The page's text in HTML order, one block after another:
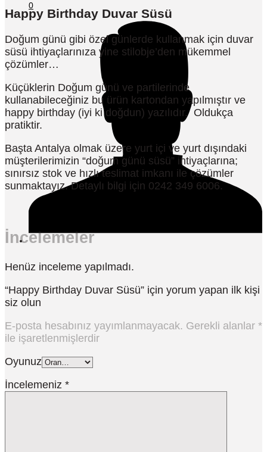
0
Happy Birthday Duvar Süsü
Doğum günü gibi özel günlerde kullanmak için duvar
süsü ihtiyaçlarınıza yine stilobje’den mükemmel
çözümler…
Küçüklerin Doğum günü ve partilerinde
kullanabileceğiniz bu ürün kartondan yapılmıştır ve
happy birthday (iyi ki doğdun) yazılıdır. Oldukça
pratiktir.
Başta Antalya olmak üzere yurt içi ve yurt dışındaki
müşterilerimizin “doğum günü süsü” ihtiyaçlarına;
sınırsız stok ve hızlı teslimat imkanı ile çözümler
sunmaktayız. Detaylı bilgi için 0242 349 6006.
İncelemeler
Henüz inceleme yapılmadı.
“Happy Birthday Duvar Süsü” için yorum yapan ilk kişi
siz olun
E-posta hesabınız yayımlanmayacak. Gerekli alanlar *
ile işaretlenmişlerdir
Oyunuz
İncelemeniz *